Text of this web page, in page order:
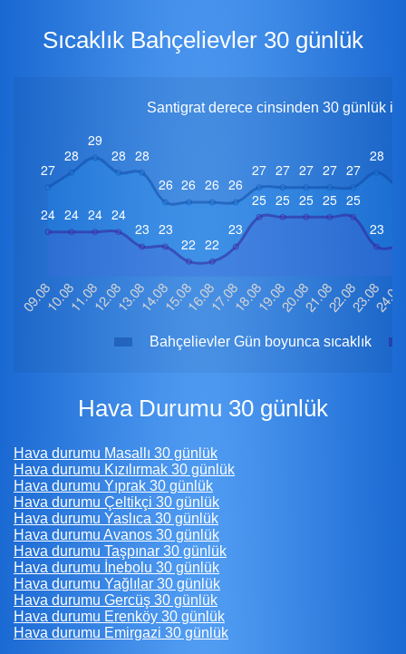
Sıcaklık Bahçelievler 30 günlük
Santigrat derece cinsinden 30 günlük
Bahçelievler Gün boyunca sıcaklık
Hava Durumu 30 günlük
Hava durumu Masallı 30 günlük
Hava durumu Kızılırmak 30 günlük
Hava durumu Yıprak 30 günlük
Hava durumu Çeltikçi 30 günlük
Hava durumu Yaslıca 30 günlük
Hava durumu Avanos 30 günlük
Hava durumu Taşpınar 30 günlük
Hava durumu İnebolu 30 günlük
Hava durumu Yağlılar 30 günlük
Hava durumu Gercüş 30 günlük
Hava durumu Erenköy 30 günlük
Hava durumu Emirgazi 30 günlük